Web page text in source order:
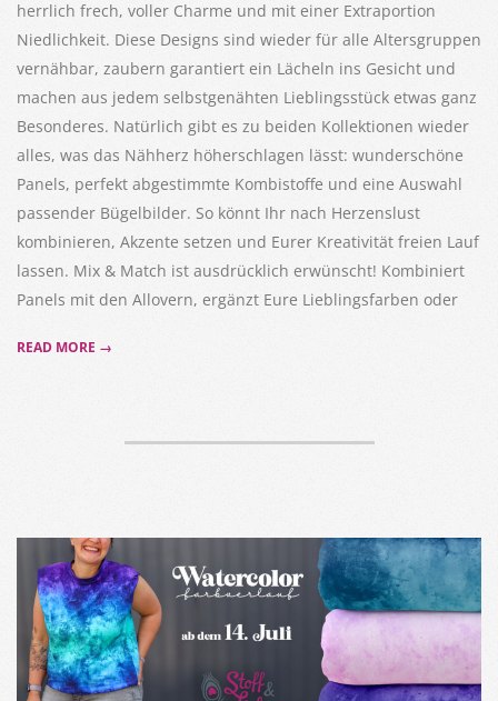
herrlich frech, voller Charme und mit einer Extraportion
Niedlichkeit. Diese Designs sind wieder für alle Altersgruppen
vernähbar, zaubern garantiert ein Lächeln ins Gesicht und
machen aus jedem selbstgenähten Lieblingsstück etwas ganz
Besonderes. Natürlich gibt es zu beiden Kollektionen wieder
alles, was das Nähherz höherschlagen lässt: wunderschöne
Panels, perfekt abgestimmte Kombistoffe und eine Auswahl
passender Bügelbilder. So könnt Ihr nach Herzenslust
kombinieren, Akzente setzen und Eurer Kreativität freien Lauf
lassen. Mix & Match ist ausdrücklich erwünscht! Kombiniert
Panels mit den Allovern, ergänzt Eure Lieblingsfarben oder
READ MORE →